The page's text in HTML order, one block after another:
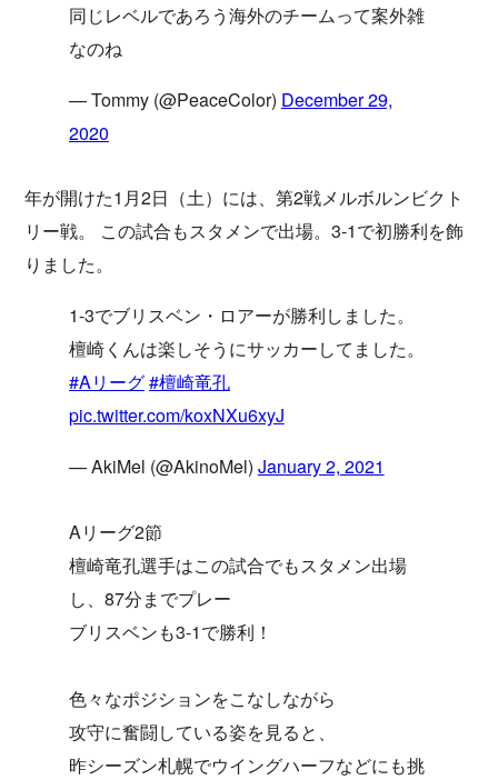
同じレベルであろう海外のチームって案外雑
なのね
— Tommy (@PeaceColor) December 29,
2020
年が開けた1月2日（土）には、第2戦メルボルンビクト
リー戦。 この試合もスタメンで出場。3-1で初勝利を飾
りました。
1-3でブリスベン・ロアーが勝利しました。
檀崎くんは楽しそうにサッカーしてました。
#Aリーグ#檀崎竜孔
pic.twitter.com/koxNXu6xyJ
— AkiMel (@AkinoMel) January 2, 2021
Aリーグ2節
檀崎竜孔選手はこの試合でもスタメン出場
し、87分までプレー
ブリスベンも3-1で勝利！
色々なポジションをこなしながら
攻守に奮闘している姿を見ると、
昨シーズン札幌でウイングハーフなどにも挑